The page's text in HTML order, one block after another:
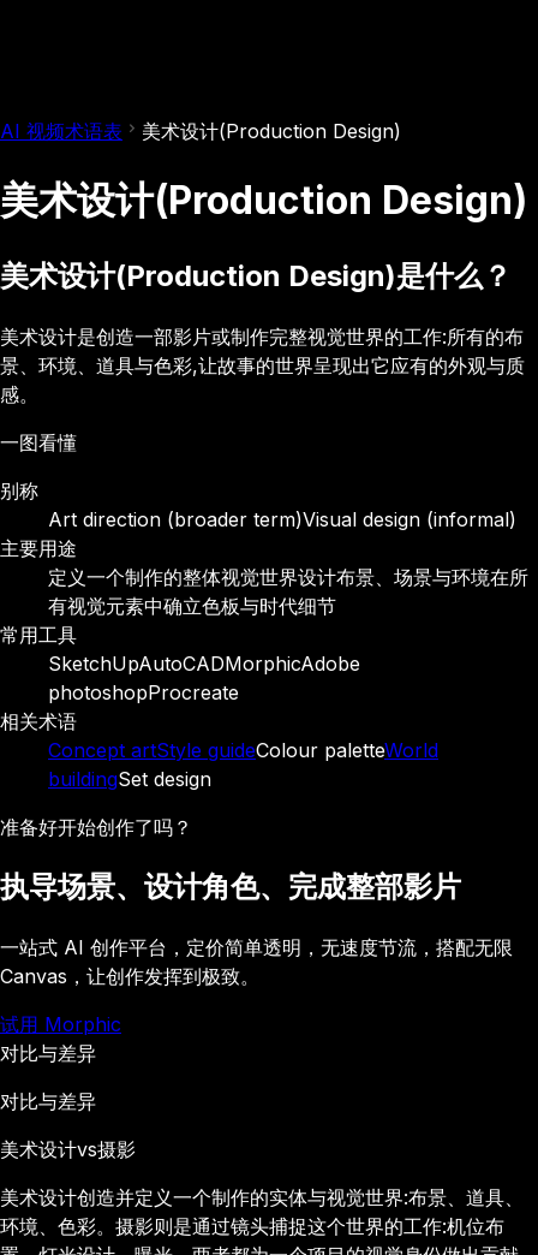
AI 视频术语表 美术设计(Production Design)
美术设计(Production Design)
美术设计(Production Design)是什么？
美术设计是创造一部影片或制作完整视觉世界的工作:所有的布
景、环境、道具与色彩,让故事的世界呈现出它应有的外观与质
感。
一图看懂
别称
Art direction (broader term)Visual design (informal)
主要用途
定义一个制作的整体视觉世界设计布景、场景与环境在所
有视觉元素中确立色板与时代细节
常用工具
SketchUpAutoCADMorphicAdobe
photoshopProcreate
相关术语
Concept artStyle guideColour paletteWorld
buildingSet design
准备好开始创作了吗？
执导场景、设计角色、完成整部影片
一站式 AI 创作平台，定价简单透明，无速度节流，搭配无限
Canvas，让创作发挥到极致。
试用 Morphic
对比与差异
对比与差异
美术设计vs摄影
美术设计创造并定义一个制作的实体与视觉世界:布景、道具、
环境、色彩。摄影则是通过镜头捕捉这个世界的工作:机位布